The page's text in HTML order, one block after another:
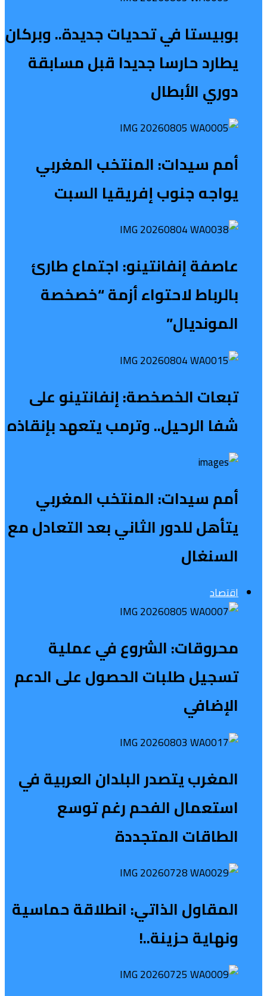
بوبيستا في تحديات جديدة.. وبركان
يطارد حارسا جديدا قبل مسابقة
دوري الأبطال
أمم سيدات: المنتخب المغربي
يواجه جنوب إفريقيا السبت
عاصفة إنفانتينو: اجتماع طارئ
بالرباط لاحتواء أزمة “خصخصة
المونديال”
تبعات الخصخصة: إنفانتينو على
شفا الرحيل.. وترمب يتعهد بإنقاذه
أمم سيدات: المنتخب المغربي
يتأهل للدور الثاني بعد التعادل مع
السنغال
اقتصاد
محروقات: الشروع في عملية
تسجيل طلبات الحصول على الدعم
الإضافي
المغرب يتصدر البلدان العربية في
استعمال الفحم رغم توسع
الطاقات المتجددة
المقاول الذاتي: انطلاقة حماسية
ونهاية حزينة..!